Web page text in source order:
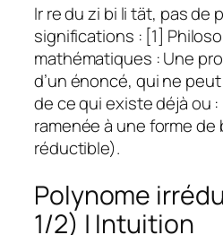
Ir re du zi bi li tät, pas de
significations : [1]
mathématiques : Une
d’un énoncé, qui ne
de ce qui existe déjà ou
ramenée à une forme
réductible).
Polynome
1/2) | Intuition